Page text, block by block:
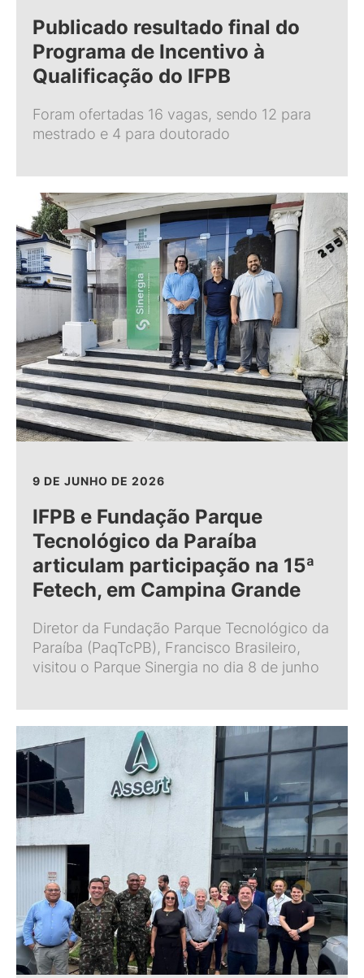
Publicado resultado final do
Programa de Incentivo à
Qualificação do IFPB
Foram ofertadas 16 vagas, sendo 12 para
mestrado e 4 para doutorado
9 DE JUNHO DE 2026
IFPB e Fundação Parque
Tecnológico da Paraíba
articulam participação na 15ª
Fetech, em Campina Grande
Diretor da Fundação Parque Tecnológico da
Paraíba (PaqTcPB), Francisco Brasileiro,
visitou o Parque Sinergia no dia 8 de junho